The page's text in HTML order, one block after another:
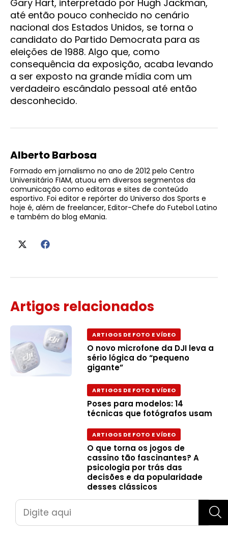
Gary Hart, interpretado por Hugh Jackman,
até então pouco conhecido no cenário
nacional dos Estados Unidos, se torna o
candidato do Partido Democrata para as
eleições de 1988. Algo que, como
consequência da exposição, acaba levando
a ser exposto na grande mídia com um
verdadeiro escândalo pessoal até então
desconhecido.
Alberto Barbosa
Formado em jornalismo no ano de 2012 pelo Centro
Universitário FIAM, atuou em diversos segmentos da
comunicação como editoras e sites de conteúdo
esportivo. Foi editor e repórter do Universo dos Sports e
hoje é, além de freelancer, Editor-Chefe do Futebol Latino
e também do blog eMania.
Artigos relacionados
ARTIGOS DE FOTO E VÍDEO
O novo microfone da DJI leva a
sério lógica do “pequeno
gigante”
ARTIGOS DE FOTO E VÍDEO
Poses para modelos: 14
técnicas que fotógrafos usam
ARTIGOS DE FOTO E VÍDEO
O que torna os jogos de
cassino tão fascinantes? A
psicologia por trás das
decisões e da popularidade
desses clássicos
Pesquisar